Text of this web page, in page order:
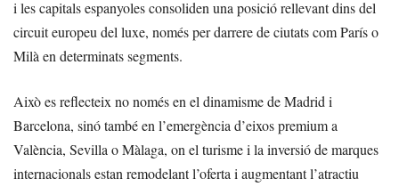
i les capitals espanyoles consoliden una posició rellevant dins del
circuit europeu del luxe, només per darrere de ciutats com París o
Milà en determinats segments.
Això es reflecteix no només en el dinamisme de Madrid i
Barcelona, sinó també en l’emergència d’eixos premium a
València, Sevilla o Màlaga, on el turisme i la inversió de marques
internacionals estan remodelant l’oferta i augmentant l’atractiu